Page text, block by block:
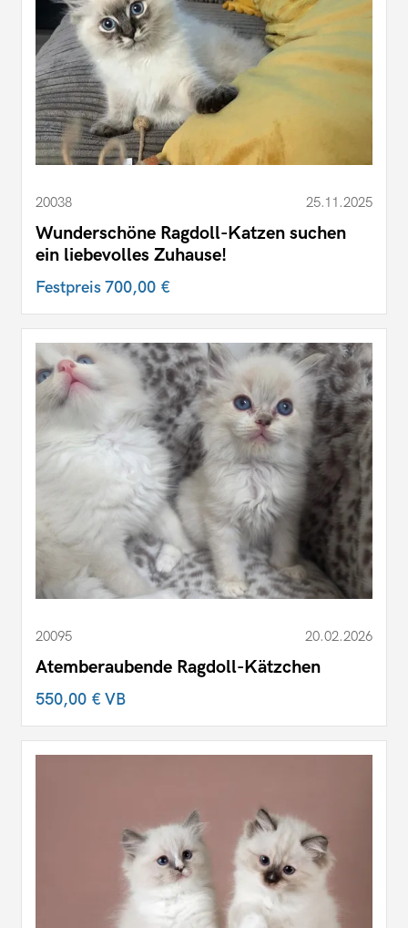
20038 25.11.2025
Wunderschöne Ragdoll-Katzen suchen
ein liebevolles Zuhause!
Festpreis700,00 €
20095 20.02.2026
Atemberaubende Ragdoll-Kätzchen
550,00 €VB